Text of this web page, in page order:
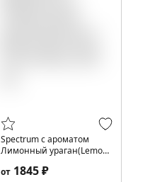
Spectrum с ароматом
Лимонный ураган(Lemon
от 1845 ₽